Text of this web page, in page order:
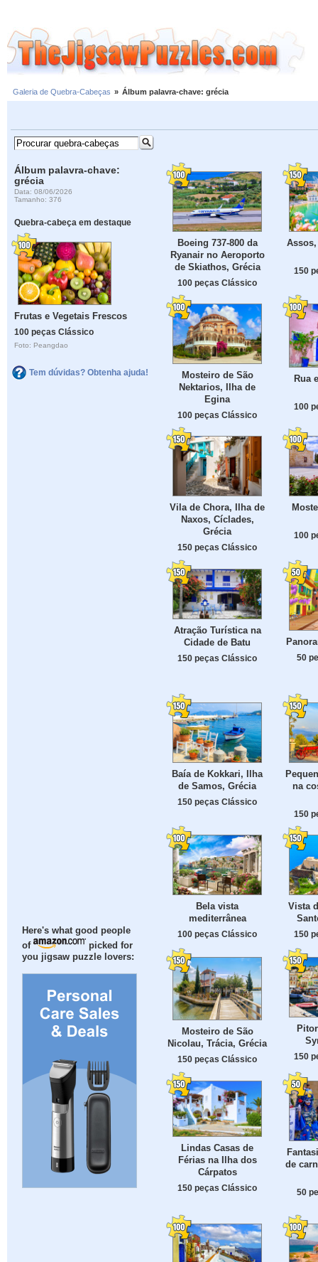
Galeria de Quebra-Cabeças » Álbum palavra-chave: grécia
Álbum palavra-chave:
grécia
Data: 08/06/2026
Tamanho: 376
Quebra-cabeça em destaque
Frutas e Vegetais Frescos
100 peças Clássico
Foto: Peangdao
Tem dúvidas? Obtenha ajuda!
Here's what good people
of
picked for
you jigsaw puzzle lovers:
Boeing 737-800 da
Ryanair no Aeroporto
de Skiathos, Grécia
100 peças Clássico
150
Mosteiro de São
Nektarios, Ilha de
Egina
100 peças Clássico
Rua
100
Vila de Chora, Ilha de
Naxos, Cíclades,
Grécia
150 peças Clássico
100
Atração Turística na
Cidade de Batu
150 peças Clássico 50
Baía de Kokkari, Ilha
de Samos, Grécia
150 peças Clássico
na
150
Bela vista
mediterrânea
100 peças Clássico
Vista
150
Mosteiro de São
Nicolau, Trácia, Grécia
150 peças Clássico 150
Lindas Casas de
Férias na Ilha dos
Cárpatos
150 peças Clássico
de
50